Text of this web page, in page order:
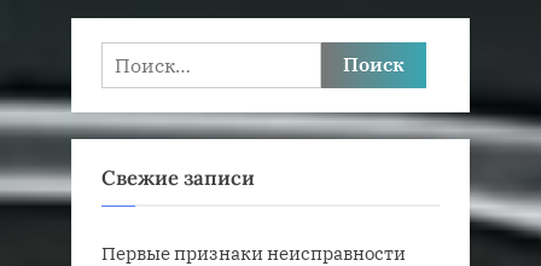
Найти:
Свежие записи
Первые признаки неисправности